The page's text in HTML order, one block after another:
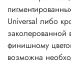
Universal либо
заколерованной
финишному
возможна